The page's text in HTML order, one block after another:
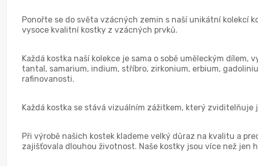
Ponořte se do světa vzácných zemin s naší unikátní kolekcí
vysoce kvalitní kostky z vzácných prvků.
Každá kostka naší kolekce je sama o sobě uměleckým
tantal, samarium, indium, stříbro, zirkonium, erbium,
rafinovanosti.
Každá kostka se stává vizuálním zážitkem, který
Při výrobě našich kostek klademe velký důraz na kvalitu a
zajišťovala dlouhou životnost. Naše kostky jsou více než jen